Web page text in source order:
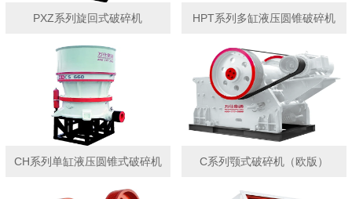
PXZ系列旋回式破碎机 HPT系列多缸液压圆锥破碎机
CH系列单缸液压圆锥式破碎机 C系列颚式破碎机（欧版）